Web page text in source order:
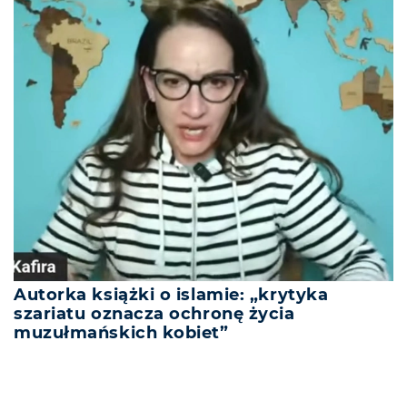
Autorka książki o islamie: „krytyka
szariatu oznacza ochronę życia
muzułmańskich kobiet”